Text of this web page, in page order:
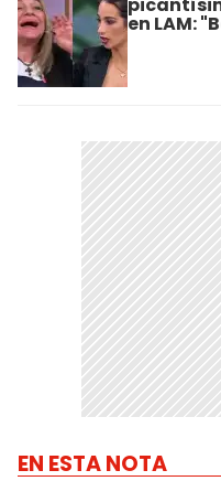
en LAM:
EN ESTA NOTA